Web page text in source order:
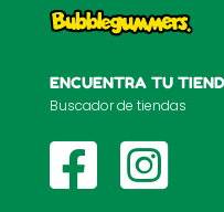
ENCUENTRA TU
Buscador de tiendas